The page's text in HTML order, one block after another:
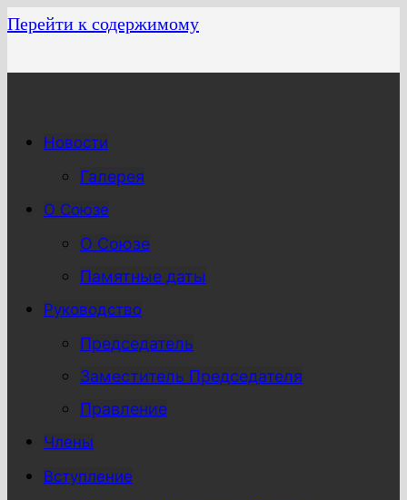
Перейти к содержимому
Новости
Галерея
О Союзе
О Союзе
Памятные даты
Руководство
Председатель
Заместитель Председателя
Правление
Члены
Вступление